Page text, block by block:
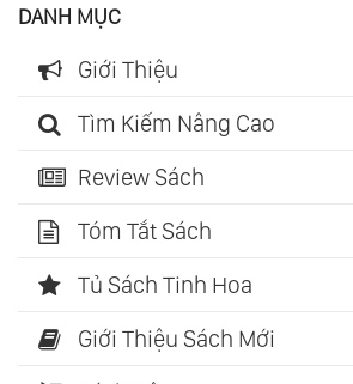
DANH MỤC
Giới Thiệu
Tìm Kiếm Nâng Cao
Review Sách
Tóm Tắt Sách
Tủ Sách Tinh Hoa
Giới Thiệu Sách Mới